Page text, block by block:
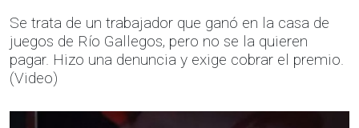
Se trata de un trabajador que ganó en la casa de
juegos de Río Gallegos, pero no se la quieren
pagar. Hizo una denuncia y exige cobrar el premio.
(Video)